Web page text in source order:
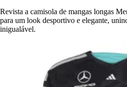
Revista a camisola de mangas longas
para um look desportivo e elegante,
inigualável.